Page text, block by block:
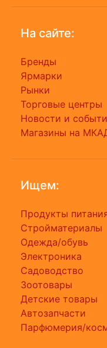
На сайте:
Бренды
Ярмарки
Рынки
Торговые центры
Новости и
Магазины на
Ищем:
Продукты
Стройматериалы
Одежда/обувь
Электроника
Садоводство
Зоотовары
Детские товары
Автозапчасти
Парфюмерия/